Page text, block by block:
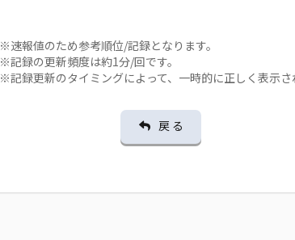
※速報値のため参考順位/記録となります。
※記録の更新頻度は約1分/回です。
※記録更新のタイミングによって、一時的に正しく表示さ
戻 る